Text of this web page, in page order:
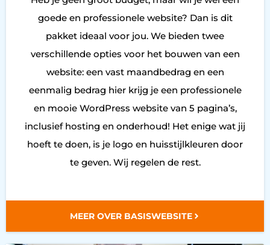
goede en professionele website? Dan is dit
pakket ideaal voor jou. We bieden twee
verschillende opties voor het bouwen van een
website: een vast maandbedrag en een
eenmalig bedrag hier krijg je een professionele
en mooie WordPress website van 5 pagina’s,
inclusief hosting en onderhoud! Het enige wat jij
hoeft te doen, is je logo en huisstijlkleuren door
te geven. Wij regelen de rest.
MEER OVER BASISWEBSITE